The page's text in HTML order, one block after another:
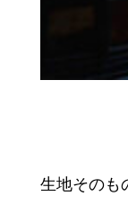
生地そのも